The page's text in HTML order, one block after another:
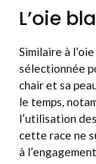
L’oie
Similaire à
sélectionnée
chair et sa
le temps,
l’utilisation
cette race ne
à